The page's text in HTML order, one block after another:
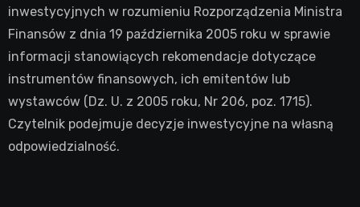
inwestycyjnych w rozumieniu Rozporządzenia Ministra
Finansów z dnia 19 października 2005 roku w sprawie
informacji stanowiących rekomendacje dotyczące
instrumentów finansowych, ich emitentów lub
wystawców (Dz. U. z 2005 roku, Nr 206, poz. 1715).
Czytelnik podejmuje decyzje inwestycyjne na własną
odpowiedzialność.